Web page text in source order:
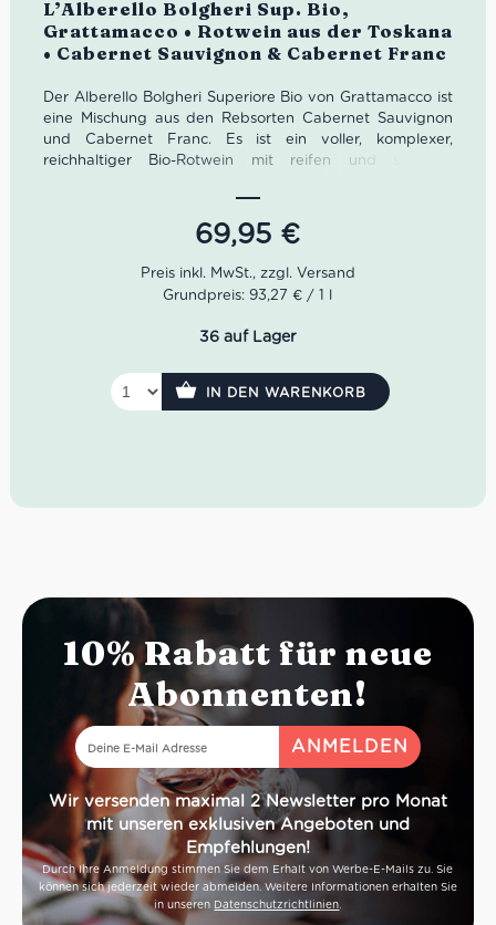
L’Alberello Bolgheri Sup. Bio,
Grattamacco • Rotwein aus der Toskana
• Cabernet Sauvignon & Cabernet Franc
Der Alberello Bolgheri Superiore Bio von Grattamacco ist
eine Mischung aus den Rebsorten Cabernet Sauvignon
und Cabernet Franc. Es ist ein voller, komplexer,
reichhaltiger Bio-Rotwein mit reifen und seidigen
Farbe: Dunkles Rubinrot.
Geruch: Intensive Noten kleiner roter Früchte mit
Anklängen von Leder und Kaffee.
Geschmack: Vielseitig und charaktervoll.
Ideale Versandverpackung: 21 Flasche
69,95 €
Grundpreis: 93,27 € / 1 l
36 auf Lager
IN DEN WARENKORB
10% Rabatt für neue
Abonnenten!
Wir versenden maximal 2 Newsletter pro Monat
mit unseren exklusiven Angeboten und
Empfehlungen!
Durch Ihre Anmeldung stimmen Sie dem Erhalt von Werbe-E-Mails zu. Sie
können sich jederzeit wieder abmelden. Weitere Informationen erhalten Sie
in unseren Datenschutzrichtlinien